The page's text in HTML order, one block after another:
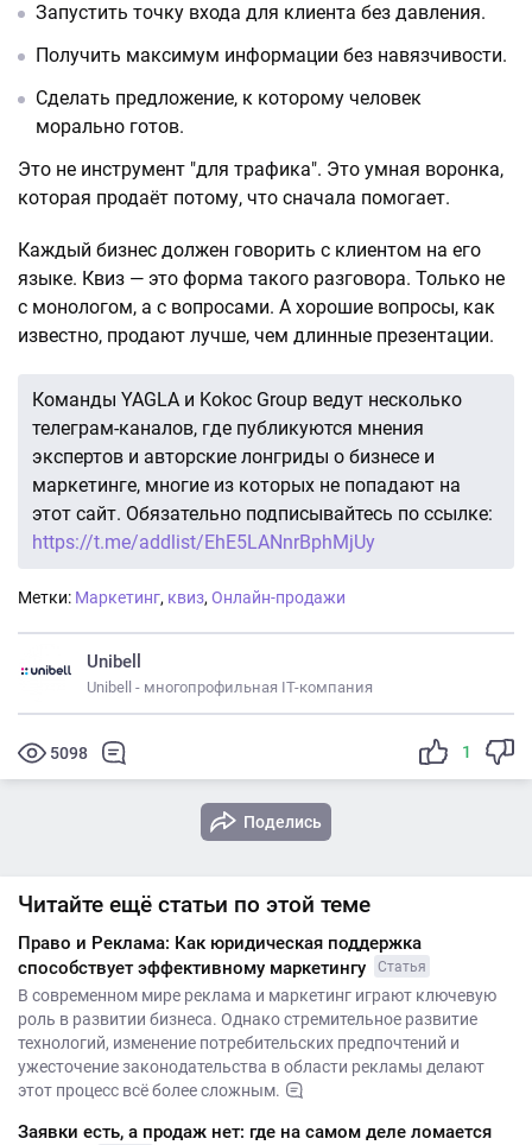
Запустить точку входа для клиента без давления.
Получить максимум информации без навязчивости.
Сделать предложение, к которому человек
морально готов.
Это не инструмент "для трафика". Это умная воронка,
которая продаёт потому, что сначала помогает.
Каждый бизнес должен говорить с клиентом на его
языке. Квиз — это форма такого разговора. Только не
с монологом, а с вопросами. А хорошие вопросы, как
известно, продают лучше, чем длинные презентации.
Команды YAGLA и Kokoc Group ведут несколько
телеграм-каналов, где публикуются мнения
экспертов и авторские лонгриды о бизнесе и
маркетинге, многие из которых не попадают на
этот сайт. Обязательно подписывайтесь по ссылке:
https://t.me/addlist/EhE5LANnrBphMjUy
Метки: Маркетинг, квиз, Онлайн-продажи
Unibell
Unibell - многопрофильная IT-компания
5098 1
Поделись
Читайте ещё статьи по этой теме
Право и Реклама: Как юридическая поддержка
способствует эффективному маркетингу
Статья
В современном мире реклама и маркетинг играют ключевую
роль в развитии бизнеса. Однако стремительное развитие
технологий, изменение потребительских предпочтений и
ужесточение законодательства в области рекламы делают
этот процесс всё более сложным.
Заявки есть, а продаж нет: где на самом деле ломается